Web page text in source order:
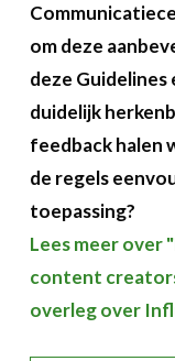
om deze
deze
duidelijk
feedback halen
de regels
toepassing?
Lees meer over
content
overleg over